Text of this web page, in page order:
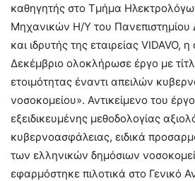
καθηγητής στο Τμήμα
Μηχανικών Η/Υ του Πανεπιστημίου
και ιδρυτής της εταιρείας VIDAVO,
Δεκέμβριο ολοκλήρωσε έργο με
ετοιμότητας έναντι απειλών
νοσοκομείου». Αντικείμενο του
εξειδικευμένης μεθοδολογίας
κυβερνοασφάλειας, ειδικά
των ελληνικών δημόσιων
εφαρμόστηκε πιλοτικά στο Γενικό